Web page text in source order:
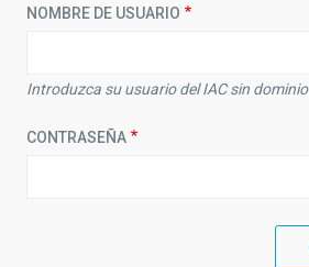
NOMBRE DE USUARIO
Introduzca su usuario del IAC sin dominio
CONTRASEÑA